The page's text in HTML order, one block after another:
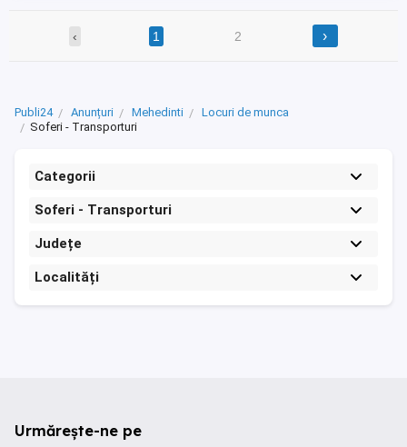
‹ 1 2 ›
Publi24 Anunțuri Mehedinti
Locuri de munca
Soferi - Transporturi
Categorii
Soferi - Transporturi
Județe
Localități
Urmărește-ne pe